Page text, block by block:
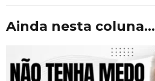
Ainda nesta coluna...